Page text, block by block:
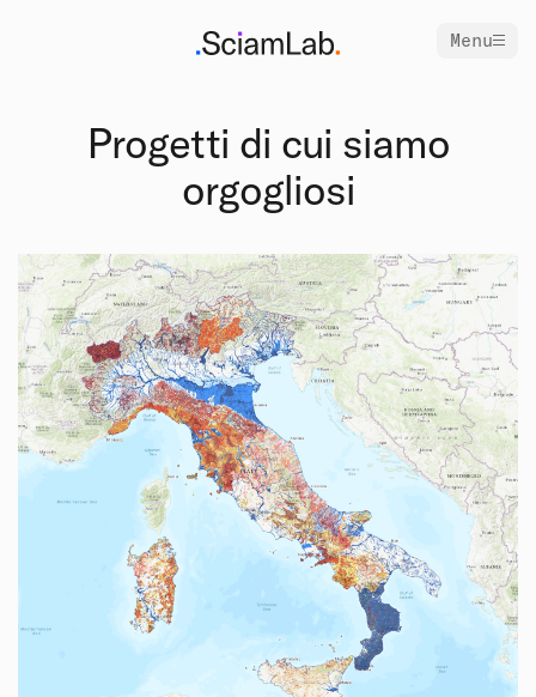
Menu
Progetti di cui siamo
orgogliosi